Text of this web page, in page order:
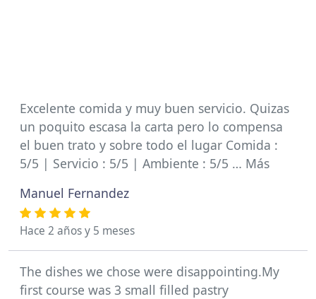
Excelente comida y muy buen servicio. Quizas
un poquito escasa la carta pero lo compensa
el buen trato y sobre todo el lugar Comida :
5/5 | Servicio : 5/5 | Ambiente : 5/5 … Más
Manuel Fernandez
Hace 2 años y 5 meses
The dishes we chose were disappointing.My
first course was 3 small filled pastry